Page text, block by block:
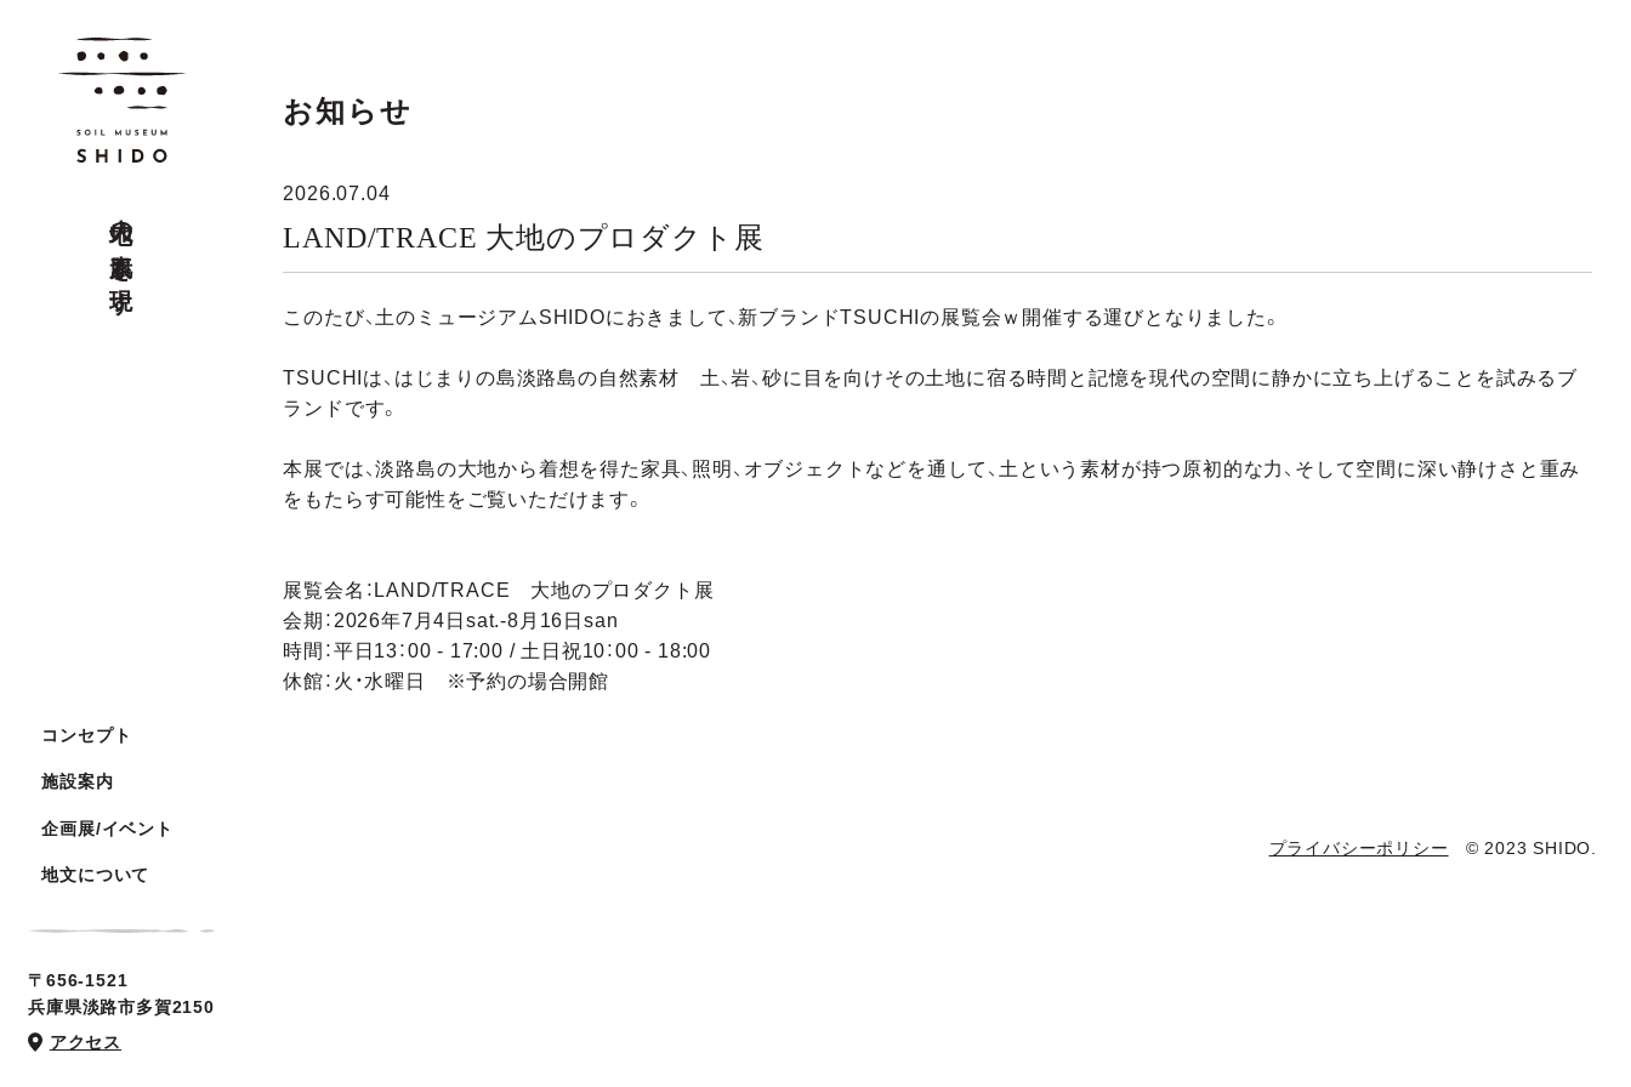
大地の素肌を現す
コンセプト
施設案内
企画展/イベント
地文について
〒656-1521
兵庫県淡路市多賀2150
アクセス
お知らせ
2026.07.04
LAND/TRACE 大地のプロダクト展
このたび、土のミュージアムSHIDOにおきまして、新ブランドTSUCHIの展覧会ｗ開催する運びとなりました。
TSUCHIは、はじまりの島淡路島の自然素材 土、岩、砂に目を向けその土地に宿る時間と記憶を現代の空間に静かに立ち上げることを試みるブ
ランドです。
本展では、淡路島の大地から着想を得た家具、照明、オブジェクトなどを通して、土という素材が持つ原初的な力、そして空間に深い静けさと重み
をもたらす可能性をご覧いただけます。
展覧会名：LAND/TRACE 大地のプロダクト展
会期：2026年7月4日sat.-8月16日san
時間：平日13：00 ‐ 17:00 / 土日祝10：00 - 18:00
休館：火・水曜日 ※予約の場合開館
プライバシーポリシー © 2023 SHIDO.